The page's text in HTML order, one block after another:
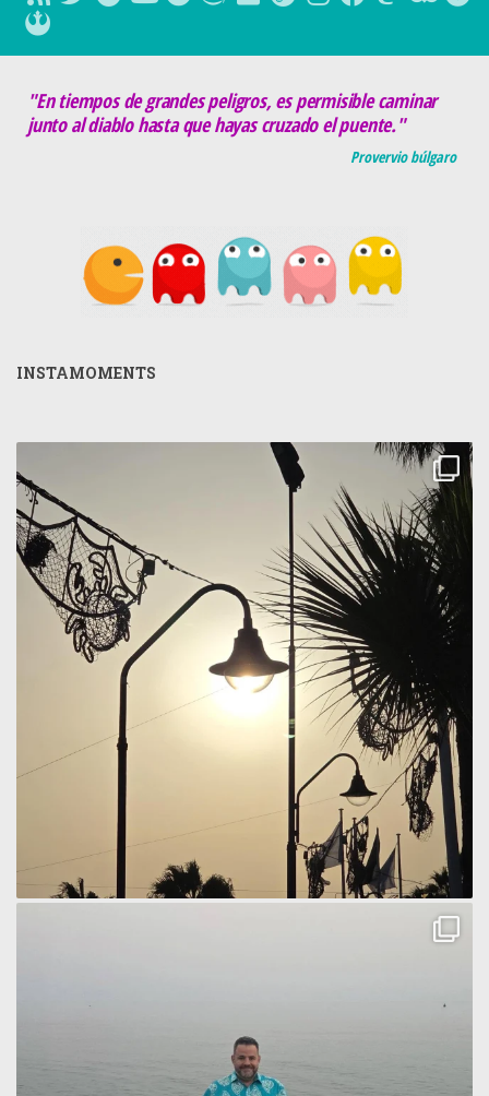
"En tiempos de grandes peligros, es permisible caminar
junto al diablo hasta que hayas cruzado el puente."
Provervio búlgaro
INSTAMOMENTS